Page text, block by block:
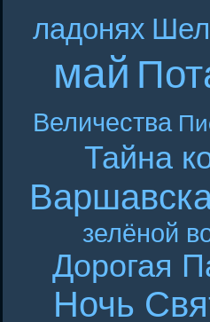
ладонях
май
Величества
Тайна
зелёной
Дорогая
Ночь